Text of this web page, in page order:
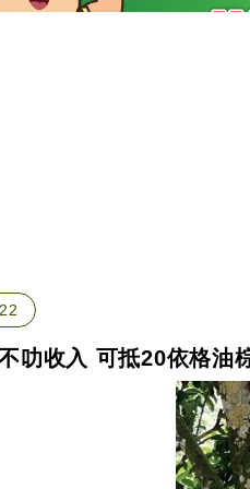
叻收入 可抵20依格油